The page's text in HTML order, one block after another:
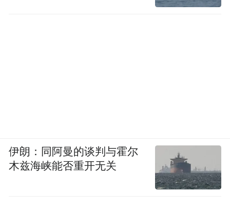
伊朗：同阿曼的谈判与霍尔
木兹海峡能否重开无关